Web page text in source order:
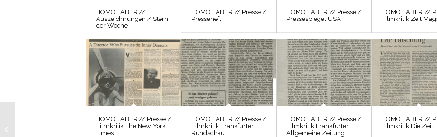
HOMO FABER //
Auszeichnungen / Stern
der Woche
HOMO FABER // Presse /
Presseheft
HOMO FABER // Presse /
Pressespiegel USA
HOMO FABER //
Filmkritik Zeit
HOMO FABER // Presse /
Filmkritik The New York
Times
HOMO FABER // Presse /
Filmkritik Frankfurter
Rundschau
HOMO FABER // Presse /
Filmkritik Frankfurter
Allgemeine Zeitung
HOMO FABER //
Filmkritik Die Zeit